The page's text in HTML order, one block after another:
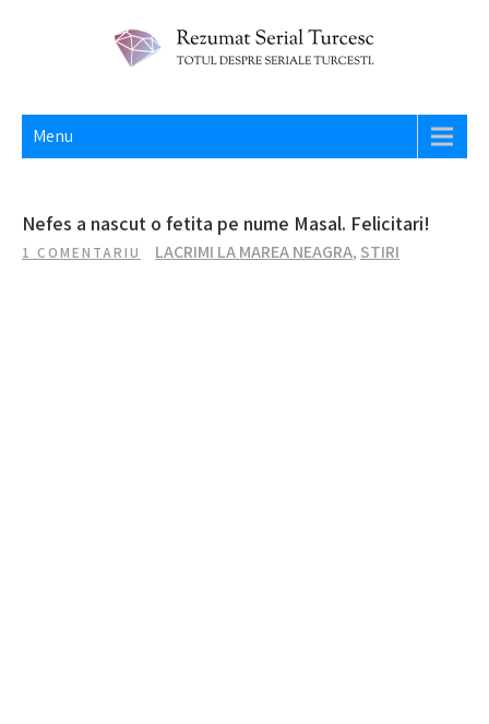
REZUMAT SERIAL TURCESC
Menu
Nefes a nascut o fetita pe nume Masal. Felicitari!
1 COMENTARIU LACRIMI LA MAREA NEAGRA, STIRI